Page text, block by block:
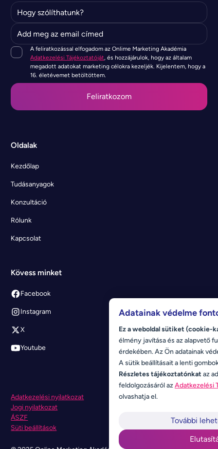
A feliratkozással elfogadom az Onlime Marketing Akadémia
Adatkezelési Tájékoztatóját, és hozzájárulok, hogy az általam
megadott adatokat marketing célokra kezeljék. Kijelentem, hogy a
16. életévemet betöltöttem.
Oldalak
Kezdőlap
Tudásanyagok
Konzultáció
Rólunk
Kapcsolat
Kövess minket
Facebook
Instagram
X
Youtube
Adatkezelési nyilatkozat
Jogi nyilatkozat
ÁSZF
Süti beállítások
Adatainak védelme
Ez a weboldal sütiket (cookie-
élmény javítása és az alapvető
érdekében. Az Ön adatainak
A sütik beállításait a lenti
Részletes tájékoztatónkat az
feldolgozásáról azAdatkezelési
olvashatja el.
További